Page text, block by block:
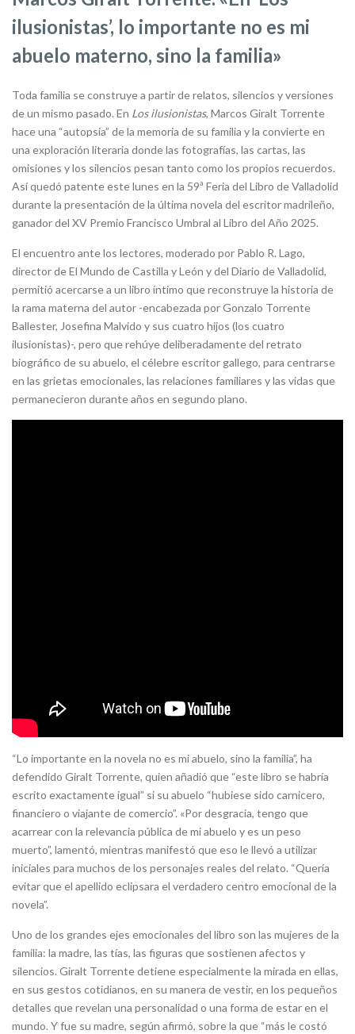
ilusionistas’, lo importante no es mi
abuelo materno, sino la familia»
Toda familia se construye a partir de relatos, silencios y versiones
de un mismo pasado. En Los ilusionistas, Marcos Giralt Torrente
hace una “autopsia” de la memoria de su familia y la convierte en
una exploración literaria donde las fotografías, las cartas, las
omisiones y los silencios pesan tanto como los propios recuerdos.
Así quedó patente este lunes en la 59ª Feria del Libro de Valladolid
durante la presentación de la última novela del escritor madrileño,
ganador del XV Premio Francisco Umbral al Libro del Año 2025.
El encuentro ante los lectores, moderado por Pablo R. Lago,
director de El Mundo de Castilla y León y del Diario de Valladolid,
permitió acercarse a un libro íntimo que reconstruye la historia de
la rama materna del autor -encabezada por Gonzalo Torrente
Ballester, Josefina Malvido y sus cuatro hijos (los cuatro
ilusionistas)-, pero que rehúye deliberadamente del retrato
biográfico de su abuelo, el célebre escritor gallego, para centrarse
en las grietas emocionales, las relaciones familiares y las vidas que
permanecieron durante años en segundo plano.
“Lo importante en la novela no es mi abuelo, sino la familia”, ha
defendido Giralt Torrente, quien añadió que “este libro se habría
escrito exactamente igual” si su abuelo “hubiese sido carnicero,
financiero o viajante de comercio”. «Por desgracia, tengo que
acarrear con la relevancia pública de mi abuelo y es un peso
muerto”, lamentó, mientras manifestó que eso le llevó a utilizar
iniciales para muchos de los personajes reales del relato. “Quería
evitar que el apellido eclipsara el verdadero centro emocional de la
novela”.
Uno de los grandes ejes emocionales del libro son las mujeres de la
familia: la madre, las tías, las figuras que sostienen afectos y
silencios. Giralt Torrente detiene especialmente la mirada en ellas,
en sus gestos cotidianos, en su manera de vestir, en los pequeños
detalles que revelan una personalidad o una forma de estar en el
mundo. Y fue su madre, según afirmó, sobre la que “más le costó